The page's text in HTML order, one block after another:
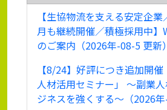
【生協物流を支える安定企
月も継続開催／積極採用中】
のご案内（2026年-08-5 更新）
【8/24】好評につき追加開
人材活用セミナー」 ～副業
ジネスを強くする～（2026年